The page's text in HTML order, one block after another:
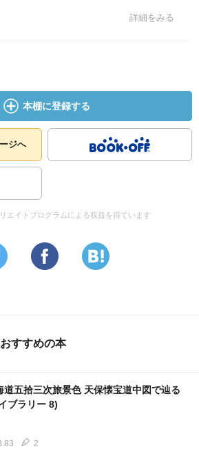
詳細をみる
本棚に登録する
ジへ
エイトプログラムによる収益を得ています
すすめの本
道五拾三次旅景色 天保懐宝道中図で辿る
ブラリー 8)
2